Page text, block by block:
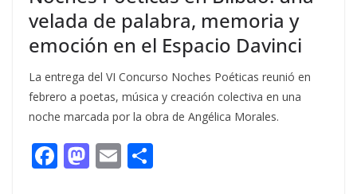
velada de palabra, memoria y
emoción en el Espacio Davinci
La entrega del VI Concurso Noches Poéticas reunió en
febrero a poetas, música y creación colectiva en una
noche marcada por la obra de Angélica Morales.
F M E